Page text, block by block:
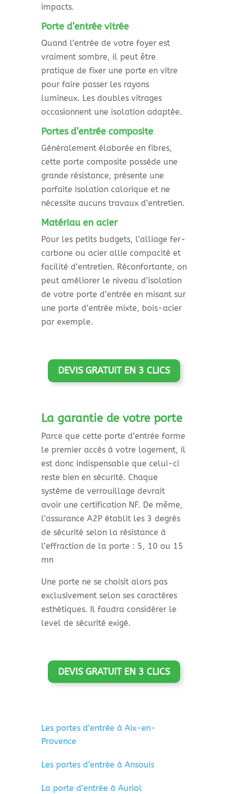
impacts.
Porte d’entrée vitrée
Quand l’entrée de votre foyer est
vraiment sombre, il peut être
pratique de fixer une porte en vitre
pour faire passer les rayons
lumineux. Les doubles vitrages
occasionnent une isolation adaptée.
Portes d’entrée composite
Généralement élaborée en fibres,
cette porte composite possède une
grande résistance, présente une
parfaite isolation calorique et ne
nécessite aucuns travaux d’entretien.
Matériau en acier
Pour les petits budgets, l’alliage fer-
carbone ou acier allie compacité et
facilité d’entretien. Réconfortante, on
peut améliorer le niveau d’isolation
de votre porte d’entrée en misant sur
une porte d’entrée mixte, bois-acier
par exemple.
DEVIS GRATUIT EN 3 CLICS
La garantie de votre porte
Parce que cette porte d’entrée forme
le premier accès à votre logement, il
est donc indispensable que celui-ci
reste bien en sécurité. Chaque
système de verrouillage devrait
avoir une certification NF. De même,
l’assurance A2P établit les 3 degrés
de sécurité selon la résistance à
l’effraction de la porte : 5, 10 ou 15
mn
Une porte ne se choisit alors pas
exclusivement selon ses caractères
esthétiques. Il faudra considérer le
level de sécurité exigé.
DEVIS GRATUIT EN 3 CLICS
Les portes d’entrée à Aix-en-
Provence
Les portes d’entrée à Ansouis
La porte d’entrée à Auriol